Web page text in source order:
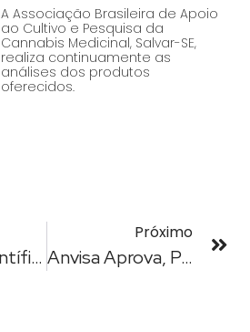
A Associação Brasileira de Apoio
ao Cultivo e Pesquisa da
Cannabis Medicinal, Salvar-SE,
realiza continuamente as
análises dos produtos
oferecidos.
Estudos Científicos Mostram Resultados Positivos No Uso Da Cannabis Em Crianças Com TEA
Próximo
Anvisa Aprova, Por Unanimidade, Regulamentação Da Produção De Cannabis Medicinal